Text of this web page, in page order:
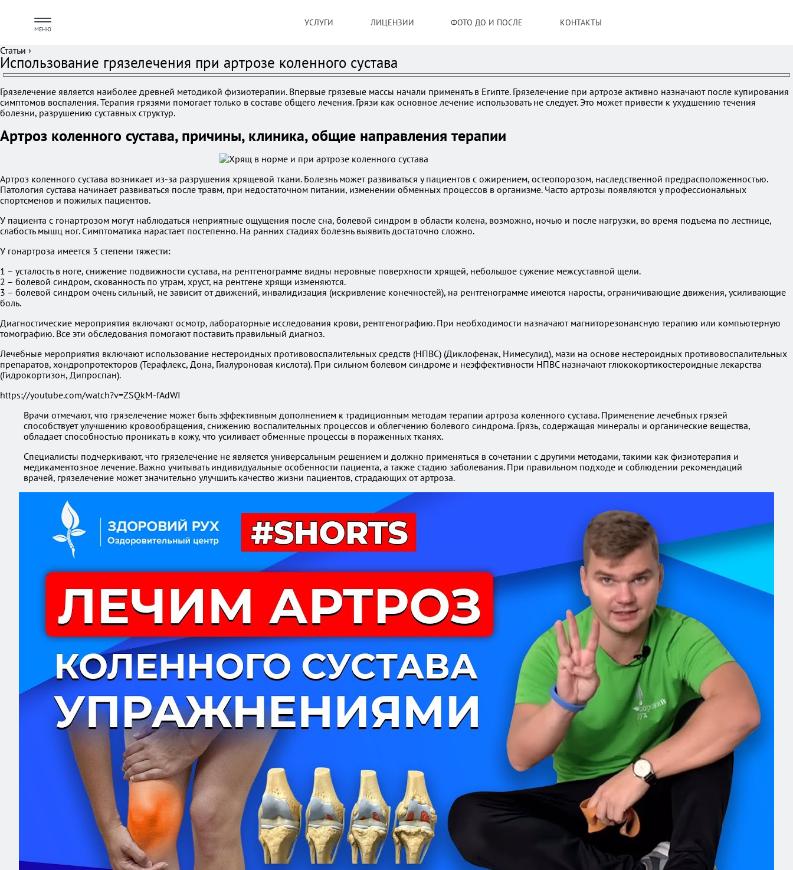
МЕНЮ
УСЛУГИ ЛИЦЕНЗИИ ФОТО ДО И ПОСЛЕ КОНТАКТЫ
Статьи ›
Использование грязелечения при артрозе коленного сустава
Грязелечение является наиболее древней методикой физиотерапии. Впервые грязевые массы начали применять в Египте. Грязелечение при артрозе активно назначают после купирования
симптомов воспаления. Терапия грязями помогает только в составе общего лечения. Грязи как основное лечение использовать не следует. Это может привести к ухудшению течения
болезни, разрушению суставных структур.
Артроз коленного сустава, причины, клиника, общие направления терапии
Артроз коленного сустава возникает из-за разрушения хрящевой ткани. Болезнь может развиваться у пациентов с ожирением, остеопорозом, наследственной предрасположенностью.
Патология сустава начинает развиваться после травм, при недостаточном питании, изменении обменных процессов в организме. Часто артрозы появляются у профессиональных
спортсменов и пожилых пациентов.
У пациента с гонартрозом могут наблюдаться неприятные ощущения после сна, болевой синдром в области колена, возможно, ночью и после нагрузки, во время подъема по лестнице,
слабость мышц ног. Симптоматика нарастает постепенно. На ранних стадиях болезнь выявить достаточно сложно.
У гонартроза имеется 3 степени тяжести:
1 – усталость в ноге, снижение подвижности сустава, на рентгенограмме видны неровные поверхности хрящей, небольшое сужение межсуставной щели.
2 – болевой синдром, скованность по утрам, хруст, на рентгене хрящи изменяются.
3 – болевой синдром очень сильный, не зависит от движений, инвалидизация (искривление конечностей), на рентгенограмме имеются наросты, ограничивающие движения, усиливающие
боль.
Диагностические мероприятия включают осмотр, лабораторные исследования крови, рентгенографию. При необходимости назначают магниторезонансную терапию или компьютерную
томографию. Все эти обследования помогают поставить правильный диагноз.
Лечебные мероприятия включают использование нестероидных противовоспалительных средств (НПВС) (Диклофенак, Нимесулид), мази на основе нестероидных противовоспалительных
препаратов, хондропротекторов (Терафлекс, Дона, Гиалуроновая кислота). При сильном болевом синдроме и неэффективности НПВС назначают глюкокортикостероидные лекарства
(Гидрокортизон, Дипроспан).
https://youtube.com/watch?v=ZSQkM-fAdWI
Врачи отмечают, что грязелечение может быть эффективным дополнением к традиционным методам терапии артроза коленного сустава. Применение лечебных грязей
способствует улучшению кровообращения, снижению воспалительных процессов и облегчению болевого синдрома. Грязь, содержащая минералы и органические вещества,
обладает способностью проникать в кожу, что усиливает обменные процессы в пораженных тканях.
Специалисты подчеркивают, что грязелечение не является универсальным решением и должно применяться в сочетании с другими методами, такими как физиотерапия и
медикаментозное лечение. Важно учитывать индивидуальные особенности пациента, а также стадию заболевания. При правильном подходе и соблюдении рекомендаций
врачей, грязелечение может значительно улучшить качество жизни пациентов, страдающих от артроза.